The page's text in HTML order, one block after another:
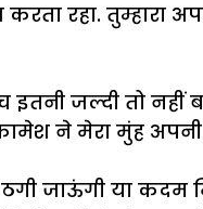
रहा. तुम्हारा
जल्दी तो नहीं
कामेश ने मेरा मुंह
जाऊंगी या कदम